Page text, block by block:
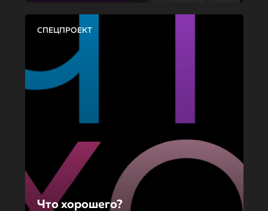
СПЕЦПРОЕКТ
Что хорошего?